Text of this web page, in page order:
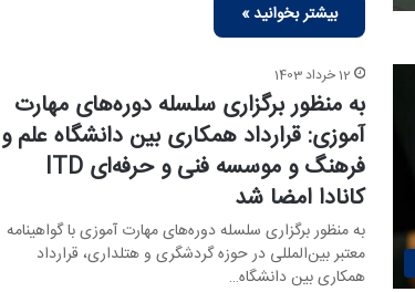
بیشتر بخوانید »
12 خرداد 1403
به منظور برگزاری سلسله دوره‌های مهارت
آموزی: قرارداد همکاری بین دانشگاه علم و
فرهنگ و موسسه فنی و حرفه‌ای ITD
کانادا امضا شد
به منظور برگزاری سلسله دوره‌های مهارت آموزی با گواهینامه
معتبر بین‌المللی در حوزه گردشگری و هتلداری، قرارداد
همکاری بین دانشگاه…